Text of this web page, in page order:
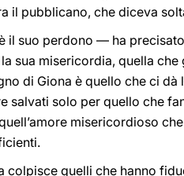
il pubblicano, che diceva
il suo perdono — ha
sua misericordia, quella
di Giona è quello che ci
salvati solo per quello che
misericordioso
colpisce quelli che hanno